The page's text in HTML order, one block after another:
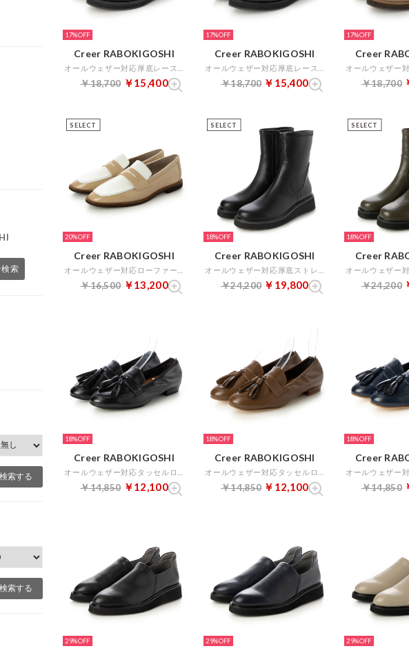
索
17%
Creer RABOKIGOSHI
￥18,700 ￥15,400
17%
Creer RABOKIGOSHI
￥18,700 ￥15,400
17%
Creer
￥18,700
SELECT
20%
Creer RABOKIGOSHI
￥16,500 ￥13,200
SELECT
18%
Creer RABOKIGOSHI
￥24,200 ￥19,800
SELECT
18%
Creer
￥24,200
18%
Creer RABOKIGOSHI
￥14,850 ￥12,100
18%
Creer RABOKIGOSHI
￥14,850 ￥12,100
18%
Creer
￥14,850
29% 29% 29%